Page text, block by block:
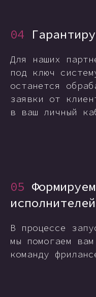
04
Для наших
под ключ
останется
заявки от
в ваш личный
05
исполнителей
В процессе
мы помогаем
команду